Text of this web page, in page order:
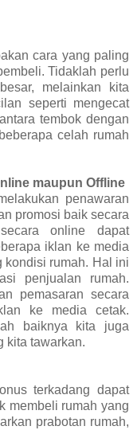
cara yang paling
Tidaklah perlu
melainkan kita
seperti mengecat
tembok dengan
celah rumah
maupun Offline
penawaran
promosi baik secara
online dapat
iklan ke media
kondisi rumah. Hal ini
penjualan rumah.
pemasaran secara
ke media cetak.
baiknya kita juga
kita tawarkan.
terkadang dapat
membeli rumah yang
prabotan rumah,